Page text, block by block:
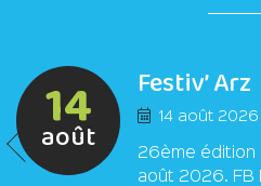
14
août
Festiv’ Arz
14 août 2026
26ème édition
août 2026. FB